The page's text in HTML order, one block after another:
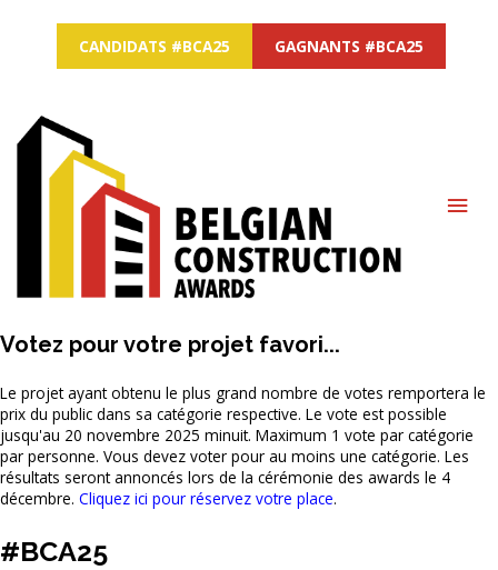
CANDIDATS #BCA25 GAGNANTS #BCA25
Votez pour votre projet favori...
Le projet ayant obtenu le plus grand nombre de votes remportera le
prix du public dans sa catégorie respective. Le vote est possible
jusqu'au 20 novembre 2025 minuit. Maximum 1 vote par catégorie
par personne. Vous devez voter pour au moins une catégorie. Les
résultats seront annoncés lors de la cérémonie des awards le 4
décembre. Cliquez ici pour réservez votre place.
#BCA25